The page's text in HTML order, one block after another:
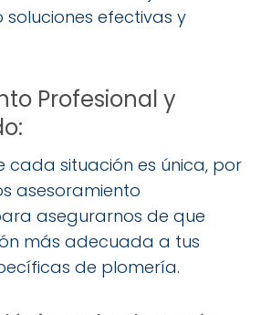
efectivas y
Profesional y
cada situación es única, por
asesoramiento
asegurarnos de que
más adecuada a tus
de plomería.